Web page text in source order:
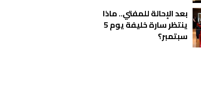
بعد الإحالة للمفتي.. ماذا
ينتظر سارة خليفة يوم 5
سبتمبر؟